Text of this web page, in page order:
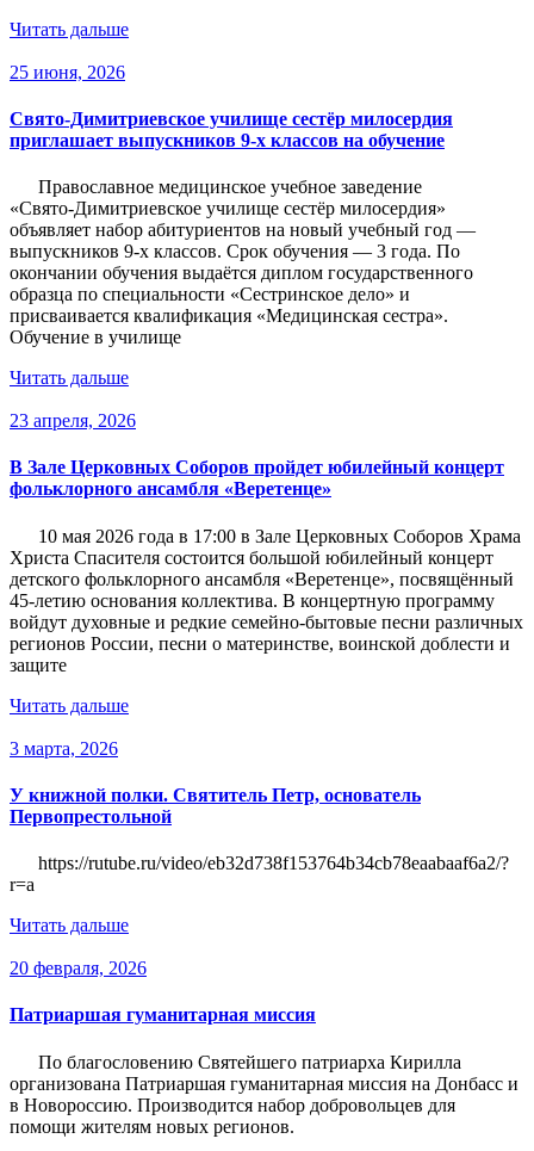
Читать дальше
25 июня, 2026
Свято‑Димитриевское училище сестёр милосердия
приглашает выпускников 9‑х классов на обучение
Православное медицинское учебное заведение
«Свято‑Димитриевское училище сестёр милосердия»
объявляет набор абитуриентов на новый учебный год —
выпускников 9‑х классов. Срок обучения — 3 года. По
окончании обучения выдаётся диплом государственного
образца по специальности «Сестринское дело» и
присваивается квалификация «Медицинская сестра».
Обучение в училище
Читать дальше
23 апреля, 2026
В Зале Церковных Соборов пройдет юбилейный концерт
фольклорного ансамбля «Веретенце»
10 мая 2026 года в 17:00 в Зале Церковных Соборов Храма
Христа Спасителя состоится большой юбилейный концерт
детского фольклорного ансамбля «Веретенце», посвящённый
45-летию основания коллектива. В концертную программу
войдут духовные и редкие семейно-бытовые песни различных
регионов России, песни о материнстве, воинской доблести и
защите
Читать дальше
3 марта, 2026
У книжной полки. Святитель Петр, основатель
Первопрестольной
https://rutube.ru/video/eb32d738f153764b34cb78eaabaaf6a2/?
r=a
Читать дальше
20 февраля, 2026
Патриаршая гуманитарная миссия
По благословению Святейшего патриарха Кирилла
организована Патриаршая гуманитарная миссия на Донбасс и
в Новороссию. Производится набор добровольцев для
помощи жителям новых регионов.